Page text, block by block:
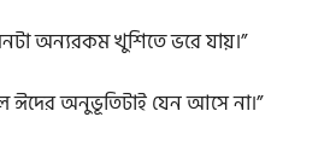
অন্যরকম খুশিতে ভরে যায়।”
ঈদের অনুভূতিটাই যেন আসে না।”